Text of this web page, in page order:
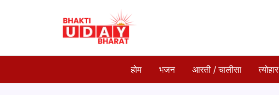
होम भजन आरती / चालीसा त्योहार